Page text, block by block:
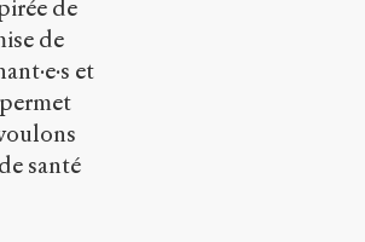
de
de
et
santé